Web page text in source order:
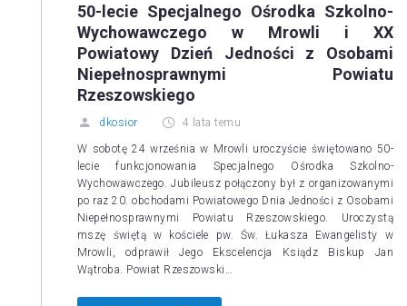
50-lecie Specjalnego Ośrodka Szkolno-
Wychowawczego w Mrowli i XX
Powiatowy Dzień Jedności z Osobami
Niepełnosprawnymi Powiatu
Rzeszowskiego
dkosior 4 lata temu
W sobotę 24 września w Mrowli uroczyście świętowano 50-
lecie funkcjonowania Specjalnego Ośrodka Szkolno-
Wychowawczego. Jubileusz połączony był z organizowanymi
po raz 20. obchodami Powiatowego Dnia Jedności z Osobami
Niepełnosprawnymi Powiatu Rzeszowskiego. Uroczystą
mszę świętą w kościele pw. Św. Łukasza Ewangelisty w
Mrowli, odprawił Jego Ekscelencja Ksiądz Biskup Jan
Wątroba. Powiat Rzeszowski…